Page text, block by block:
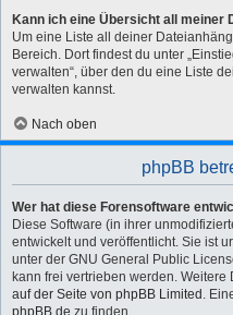
Kann ich eine Übersicht all meiner
Um eine Liste all deiner
Bereich. Dort findest du unter
verwalten“, über den du eine Liste
verwalten kannst.
Nach oben
phpBB
Wer hat diese Forensoftware
Diese Software (in ihrer
entwickelt und veröffentlicht. Sie ist
unter der GNU General Public
kann frei vertrieben werden. Weitere
auf der Seite von phpBB Limited .
phpBB.de zu finden.